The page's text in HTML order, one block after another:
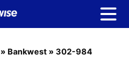
» Bankwest » 302-984